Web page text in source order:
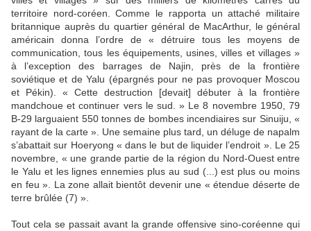
territoire nord-coréen. Comme le rapporta un attaché militaire
britannique auprès du quartier général de MacArthur, le général
américain donna l’ordre de « détruire tous les moyens de
communication, tous les équipements, usines, villes et villages »
à l’exception des barrages de Najin, près de la frontière
soviétique et de Yalu (épargnés pour ne pas provoquer Moscou
et Pékin). « Cette destruction [devait] débuter à la frontière
mandchoue et continuer vers le sud. » Le 8 novembre 1950, 79
B-29 larguaient 550 tonnes de bombes incendiaires sur Sinuiju, «
rayant de la carte ». Une semaine plus tard, un déluge de napalm
s’abattait sur Hoeryong « dans le but de liquider l’endroit ». Le 25
novembre, « une grande partie de la région du Nord-Ouest entre
le Yalu et les lignes ennemies plus au sud (...) est plus ou moins
en feu ». La zone allait bientôt devenir une « étendue déserte de
terre brûlée (7) ».
Tout cela se passait avant la grande offensive sino-coréenne qui